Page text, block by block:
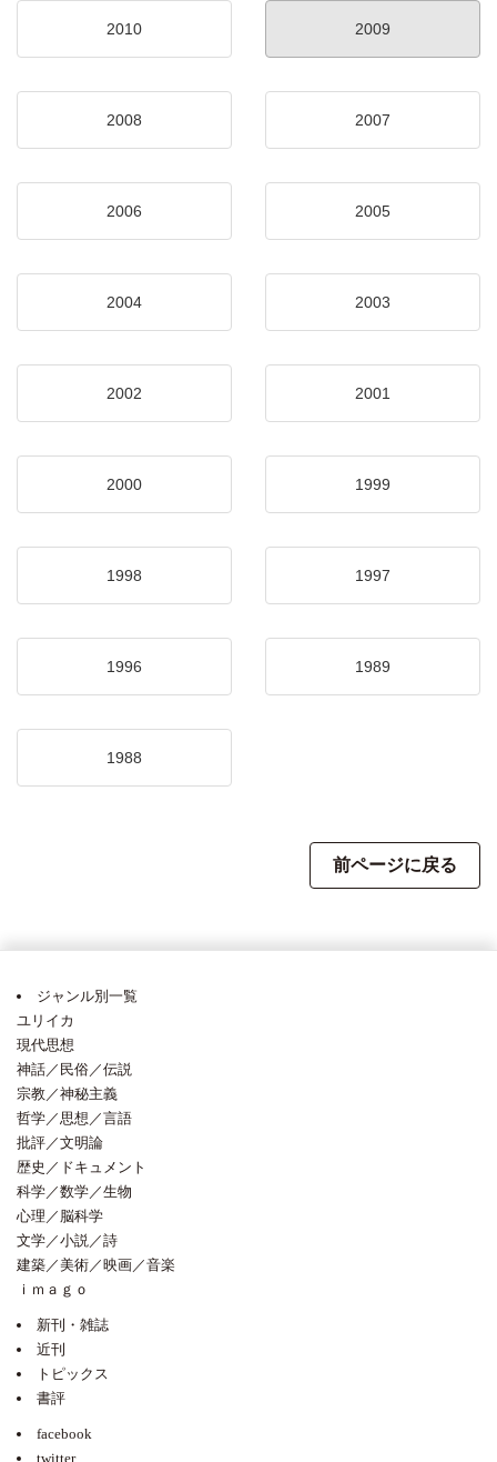
2010 2009
2008 2007
2006 2005
2004 2003
2002 2001
2000 1999
1998 1997
1996 1989
1988
前ページに戻る
ジャンル別一覧
ユリイカ
現代思想
神話／民俗／伝説
宗教／神秘主義
哲学／思想／言語
批評／文明論
歴史／ドキュメント
科学／数学／生物
心理／脳科学
文学／小説／詩
建築／美術／映画／音楽
ｉｍａｇｏ
新刊・雑誌
近刊
トピックス
書評
facebook
twitter